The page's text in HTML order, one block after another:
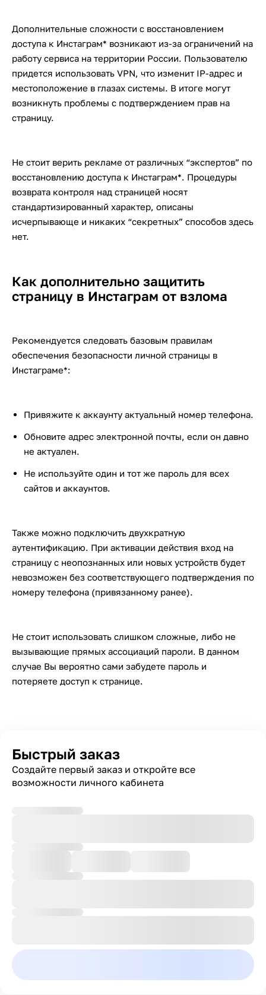
Дополнительные сложности с восстановлением
доступа к Инстаграм* возникают из-за ограничений на
работу сервиса на территории России. Пользователю
придется использовать VPN, что изменит IP-адрес и
местоположение в глазах системы. В итоге могут
возникнуть проблемы с подтверждением прав на
страницу.
Не стоит верить рекламе от различных “экспертов” по
восстановлению доступа к Инстаграм*. Процедуры
возврата контроля над страницей носят
стандартизированный характер, описаны
исчерпывающе и никаких “секретных” способов здесь
нет.
Как дополнительно защитить
страницу в Инстаграм от взлома
Рекомендуется следовать базовым правилам
обеспечения безопасности личной страницы в
Инстаграме*:
Привяжите к аккаунту актуальный номер телефона.
Обновите адрес электронной почты, если он давно
не актуален.
Не используйте один и тот же пароль для всех
сайтов и аккаунтов.
Также можно подключить двухкратную
аутентификацию. При активации действия вход на
страницу с неопознанных или новых устройств будет
невозможен без соответствующего подтверждения по
номеру телефона (привязанному ранее).
Не стоит использовать слишком сложные, либо не
вызывающие прямых ассоциаций пароли. В данном
случае Вы вероятно сами забудете пароль и
потеряете доступ к странице.
Быстрый заказ
Создайте первый заказ и откройте все
возможности личного кабинета